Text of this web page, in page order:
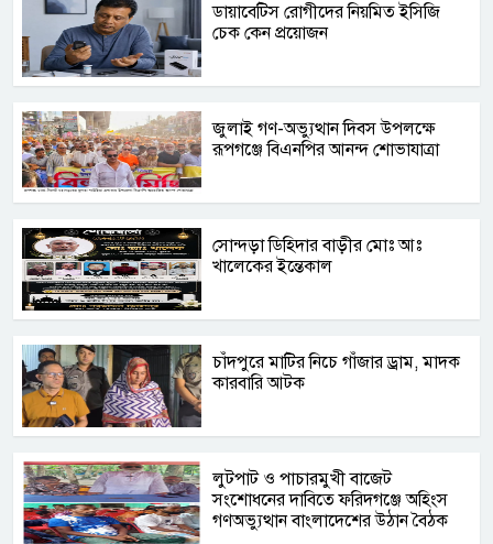
ডায়াবেটিস রোগীদের নিয়মিত ইসিজি
চেক কেন প্রয়োজন
জুলাই গণ-অভ্যুত্থান দিবস উপলক্ষে
রূপগঞ্জে বিএনপির আনন্দ শোভাযাত্রা
সোন্দড়া ডিহিদার বাড়ীর মোঃ আঃ
খালেকের ইন্তেকাল
চাঁদপুরে মাটির নিচে গাঁজার ড্রাম, মাদক
কারবারি আটক
লুটপাট ও পাচারমুখী বাজেট
সংশোধনের দাবিতে ফরিদগঞ্জে অহিংস
গণঅভ্যুত্থান বাংলাদেশের উঠান বৈঠক